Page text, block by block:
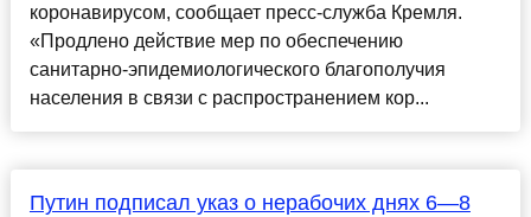
коронавирусом, сообщает пресс-служба Кремля.
«Продлено действие мер по обеспечению
санитарно-эпидемиологического благополучия
населения в связи с распространением кор...
Путин подписал указ о нерабочих днях 6—8